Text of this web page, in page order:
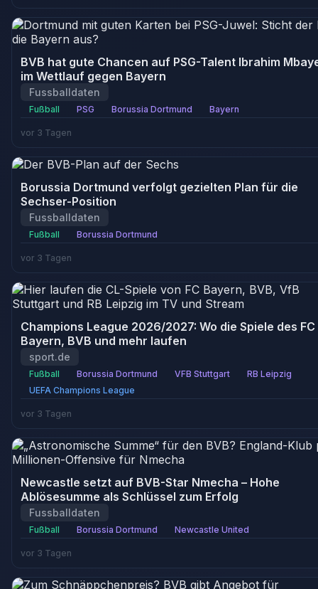
BVB hat gute Chancen auf PSG-Talent Ibrahim
im Wettlauf gegen Bayern
Fussballdaten
Fußball PSG Borussia Dortmund Bayern
vor 3 Tagen
Borussia Dortmund verfolgt gezielten Plan für die
Sechser-Position
Fussballdaten
Fußball Borussia Dortmund
vor 3 Tagen
Champions League 2026/2027: Wo die Spiele des FC
Bayern, BVB und mehr laufen
sport.de
Fußball Borussia Dortmund VFB Stuttgart
RB Leipzig
UEFA Champions League
vor 3 Tagen
Newcastle setzt auf BVB-Star Nmecha – Hohe
Ablösesumme als Schlüssel zum Erfolg
Fussballdaten
Fußball Borussia Dortmund Newcastle United
vor 3 Tagen